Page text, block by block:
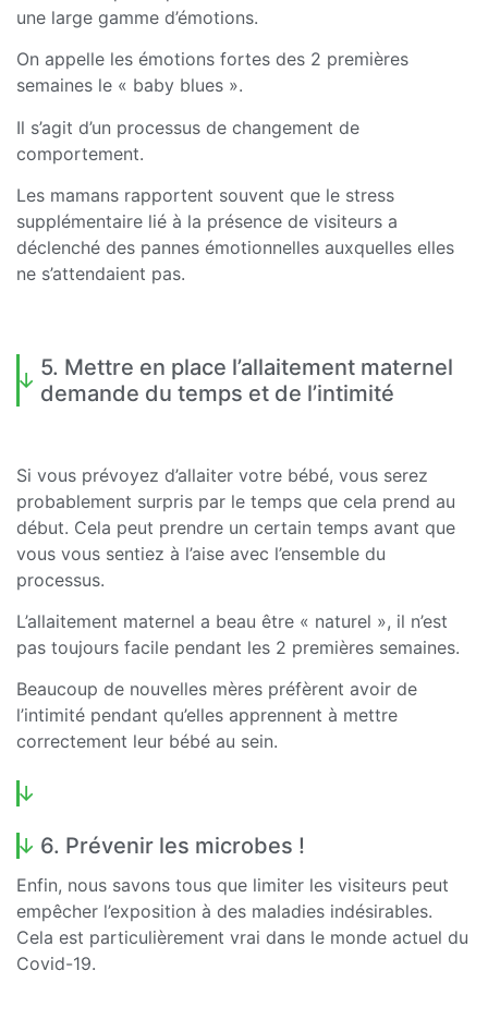
une large gamme d’émotions.
On appelle les émotions fortes des 2 premières
semaines le « baby blues ».
Il s’agit d’un processus de changement de
comportement.
Les mamans rapportent souvent que le stress
supplémentaire lié à la présence de visiteurs a
déclenché des pannes émotionnelles auxquelles elles
ne s’attendaient pas.
5. Mettre en place l’allaitement maternel
demande du temps et de l’intimité
Si vous prévoyez d’allaiter votre bébé, vous serez
probablement surpris par le temps que cela prend au
début. Cela peut prendre un certain temps avant que
vous vous sentiez à l’aise avec l’ensemble du
processus.
L’allaitement maternel a beau être « naturel », il n’est
pas toujours facile pendant les 2 premières semaines.
Beaucoup de nouvelles mères préfèrent avoir de
l’intimité pendant qu’elles apprennent à mettre
correctement leur bébé au sein.
6. Prévenir les microbes !
Enfin, nous savons tous que limiter les visiteurs peut
empêcher l’exposition à des maladies indésirables.
Cela est particulièrement vrai dans le monde actuel du
Covid-19.